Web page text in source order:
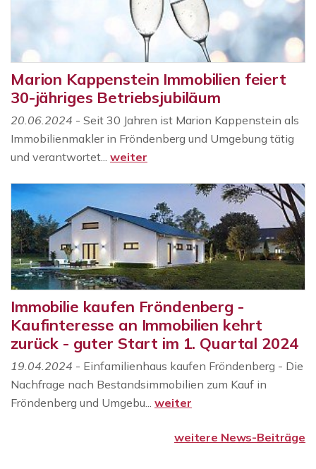
Marion Kappenstein Immobilien feiert
30-jähriges Betriebsjubiläum
20.06.2024 - Seit 30 Jahren ist Marion Kappenstein als
Immobilienmakler in Fröndenberg und Umgebung tätig
und verantwortet... weiter
Immobilie kaufen Fröndenberg -
Kaufinteresse an Immobilien kehrt
zurück - guter Start im 1. Quartal 2024
19.04.2024 - Einfamilienhaus kaufen Fröndenberg - Die
Nachfrage nach Bestandsimmobilien zum Kauf in
Fröndenberg und Umgebu... weiter
weitere News-Beiträge